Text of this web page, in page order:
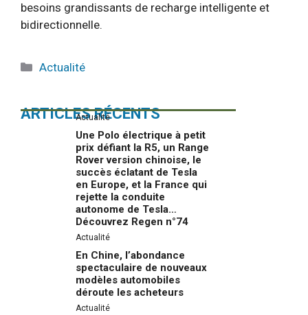
besoins grandissants de recharge intelligente et
bidirectionnelle.
Catégories
Actualité
ARTICLES RÉCENTS
Actualité
Une Polo électrique à petit
prix défiant la R5, un Range
Rover version chinoise, le
succès éclatant de Tesla
en Europe, et la France qui
rejette la conduite
autonome de Tesla…
Découvrez Regen n°74
Actualité
En Chine, l’abondance
spectaculaire de nouveaux
modèles automobiles
déroute les acheteurs
Actualité